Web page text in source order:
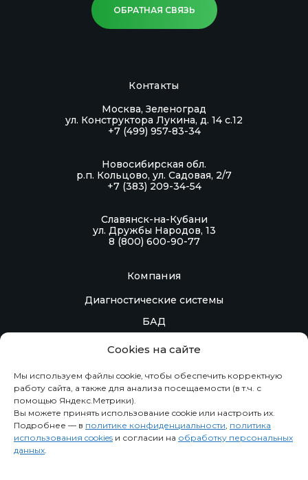
Cookies на сайте
Мы используем файлы cookie, чтобы обеспечить корректную
работу сайта, а также для анализа посещаемости (в т.ч. с
помощью Яндекс.Метрики).
Вы можете принять использование cookie или настроить их.
Подробнее — в политике конфиденциальности, политика
использования cookies и согласии на обработку персональных
данных.
ОБРАТНАЯ СВЯЗЬ
Компания
Диагностические системы
БАД
Контакты
Информация
Новости
Контакты
Москва, Зеленоград
ул. Конструктора Лукина, д. 14 с.12
+7 (499) 957-83-34
Новосибирская обл.
р.п. Кольцово, ул. Садовая, 2/7
+7 (383) 209-34-54
Славянск-на-Кубани
ул. Дружбы Народов, 13
8 (800) 600-90-77